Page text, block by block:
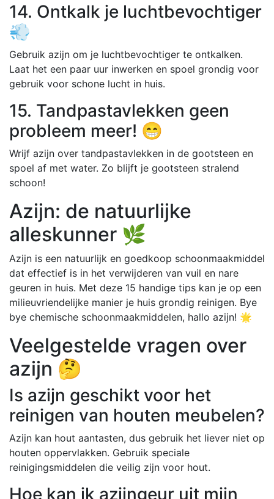
14. Ontkalk je luchtbevochtiger
💨
Gebruik azijn om je luchtbevochtiger te ontkalken.
Laat het een paar uur inwerken en spoel grondig voor
gebruik voor schone lucht in huis.
15. Tandpastavlekken geen
probleem meer! 😁
Wrijf azijn over tandpastavlekken in de gootsteen en
spoel af met water. Zo blijft je gootsteen stralend
schoon!
Azijn: de natuurlijke
alleskunner 🌿
Azijn is een natuurlijk en goedkoop schoonmaakmiddel
dat effectief is in het verwijderen van vuil en nare
geuren in huis. Met deze 15 handige tips kan je op een
milieuvriendelijke manier je huis grondig reinigen. Bye
bye chemische schoonmaakmiddelen, hallo azijn! 🌟
Veelgestelde vragen over
azijn 🤔
Is azijn geschikt voor het
reinigen van houten meubelen?
Azijn kan hout aantasten, dus gebruik het liever niet op
houten oppervlakken. Gebruik speciale
reinigingsmiddelen die veilig zijn voor hout.
Hoe kan ik azijngeur uit mijn